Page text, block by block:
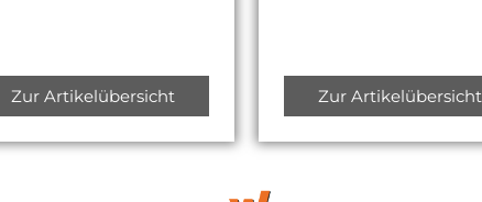
Zur Artikelübersicht Zur Artikelübersicht